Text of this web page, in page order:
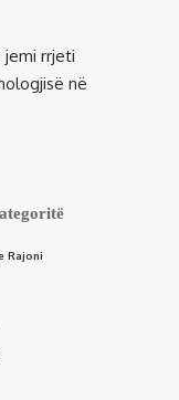
jemi rrjeti
në
Rajoni